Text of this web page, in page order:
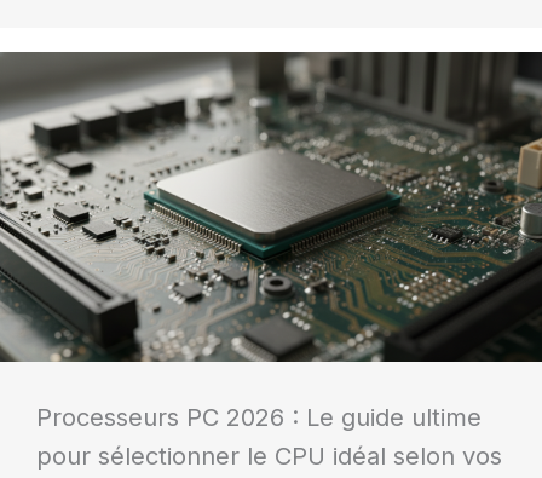
Processeurs PC 2026 : Le guide ultime
pour sélectionner le CPU idéal selon vos